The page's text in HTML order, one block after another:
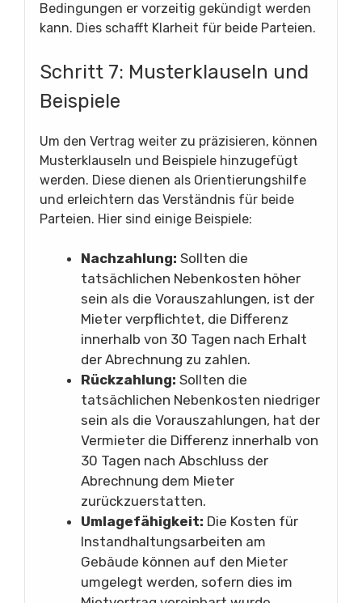
Bedingungen er vorzeitig gekündigt werden
kann. Dies schafft Klarheit für beide Parteien.
Schritt 7: Musterklauseln und
Beispiele
Um den Vertrag weiter zu präzisieren, können
Musterklauseln und Beispiele hinzugefügt
werden. Diese dienen als Orientierungshilfe
und erleichtern das Verständnis für beide
Parteien. Hier sind einige Beispiele:
Nachzahlung: Sollten die
tatsächlichen Nebenkosten höher
sein als die Vorauszahlungen, ist der
Mieter verpflichtet, die Differenz
innerhalb von 30 Tagen nach Erhalt
der Abrechnung zu zahlen.
Rückzahlung: Sollten die
tatsächlichen Nebenkosten niedriger
sein als die Vorauszahlungen, hat der
Vermieter die Differenz innerhalb von
30 Tagen nach Abschluss der
Abrechnung dem Mieter
zurückzuerstatten.
Umlagefähigkeit: Die Kosten für
Instandhaltungsarbeiten am
Gebäude können auf den Mieter
umgelegt werden, sofern dies im